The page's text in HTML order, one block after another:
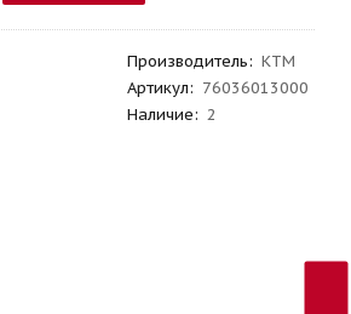
Производитель: KTM
Артикул: 76036013000
Наличие: 2